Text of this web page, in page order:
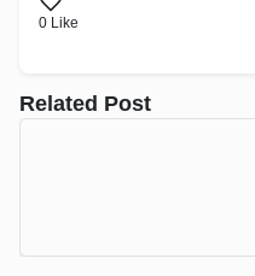
0Like
Related Post